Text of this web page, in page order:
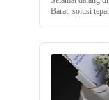
Barat, solusi tepat